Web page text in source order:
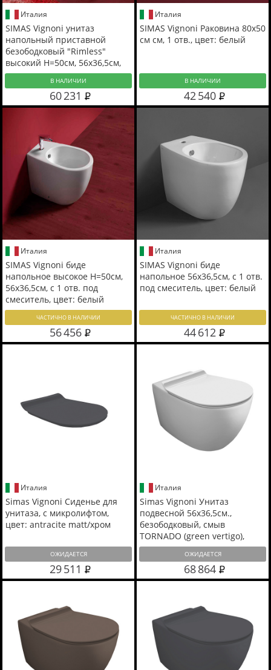
Италия
SIMAS Vignoni унитаз
напольный приставной
безободковый "Rimless"
высокий H=50см, 56х36,5см,
слив универсальный, цвет:
белый
В НАЛИЧИИ
60 231
Италия
SIMAS Vignoni Раковина 80х50
см см, 1 отв., цвет: белый
В НАЛИЧИИ
42 540
Италия
SIMAS Vignoni биде
напольное высокое H=50см,
56х36,5см, с 1 отв. под
смеситель, цвет: белый
ЧАСТИЧНО В НАЛИЧИИ
56 456
Италия
SIMAS Vignoni биде
напольное 56х36,5см, с 1 отв.
под смеситель, цвет: белый
ЧАСТИЧНО В НАЛИЧИИ
44 612
Италия
Simas Vignoni Сиденье для
унитаза, с микролифтом,
цвет: antracite matt/хром
ОЖИДАЕТСЯ
29 511
Италия
Simas Vignoni Унитаз
подвесной 56х36,5см.,
безободковый, смыв
TORNADO (green vertigo),
цвет: белый матовый
ОЖИДАЕТСЯ
68 864